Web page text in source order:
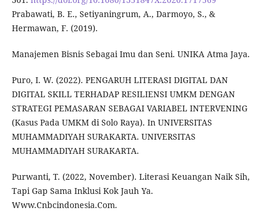
Prabawati, B. E., Setiyaningrum, A., Darmoyo, S., &
Hermawan, F. (2019).
Manajemen Bisnis Sebagai Imu dan Seni. UNIKA Atma Jaya.
Puro, I. W. (2022). PENGARUH LITERASI DIGITAL DAN
DIGITAL SKILL TERHADAP RESILIENSI UMKM DENGAN
STRATEGI PEMASARAN SEBAGAI VARIABEL INTERVENING
(Kasus Pada UMKM di Solo Raya). In UNIVERSITAS
MUHAMMADIYAH SURAKARTA. UNIVERSITAS
MUHAMMADIYAH SURAKARTA.
Purwanti, T. (2022, November). Literasi Keuangan Naik Sih,
Tapi Gap Sama Inklusi Kok Jauh Ya.
Www.Cnbcindonesia.Com.